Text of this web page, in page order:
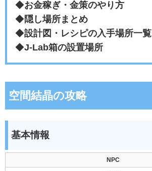
◆お金稼ぎ・金策のやり方
◆隠し場所まとめ
◆設計図・レシピの入手場所一覧
◆J-Lab箱の設置場所
空間結晶の攻略
基本情報
NPC